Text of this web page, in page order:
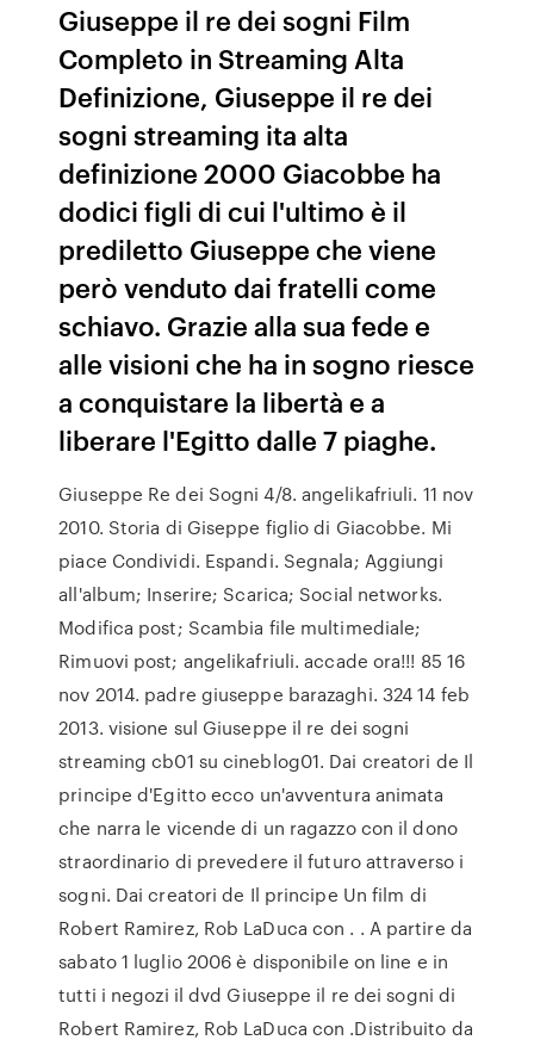
Giuseppe il re dei sogni Film
Completo in Streaming Alta
Definizione, Giuseppe il re dei
sogni streaming ita alta
definizione 2000 Giacobbe ha
dodici figli di cui l'ultimo è il
prediletto Giuseppe che viene
però venduto dai fratelli come
schiavo. Grazie alla sua fede e
alle visioni che ha in sogno riesce
a conquistare la libertà e a
liberare l'Egitto dalle 7 piaghe.
Giuseppe Re dei Sogni 4/8. angelikafriuli. 11 nov
2010. Storia di Giseppe figlio di Giacobbe. Mi
piace Condividi. Espandi. Segnala; Aggiungi
all'album; Inserire; Scarica; Social networks.
Modifica post; Scambia file multimediale;
Rimuovi post; angelikafriuli. accade ora!!! 85 16
nov 2014. padre giuseppe barazaghi. 324 14 feb
2013. visione sul Giuseppe il re dei sogni
streaming cb01 su cineblog01. Dai creatori de Il
principe d'Egitto ecco un'avventura animata
che narra le vicende di un ragazzo con il dono
straordinario di prevedere il futuro attraverso i
sogni. Dai creatori de Il principe Un film di
Robert Ramirez, Rob LaDuca con . . A partire da
sabato 1 luglio 2006 è disponibile on line e in
tutti i negozi il dvd Giuseppe il re dei sogni di
Robert Ramirez, Rob LaDuca con .Distribuito da